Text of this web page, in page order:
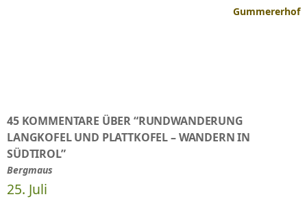
Gummererhof
45 KOMMENTARE ÜBER “RUNDWANDERUNG
LANGKOFEL UND PLATTKOFEL – WANDERN IN
SÜDTIROL”
Bergmaus
25. Juli